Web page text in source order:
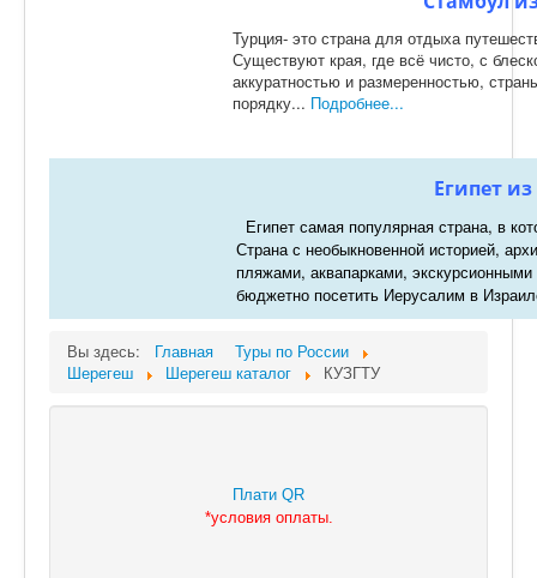
Турция- это страна для отдыха
Существуют края, где всё чисто, с
аккуратностью и размеренностью,
порядку... Подробнее...
Египет
Египет самая популярная страна, в
Страна с необыкновенной историей,
пляжами, аквапарками,
бюджетно посетить Иерусалим в
Вы здесь: Главная
Туры по России
Шерегеш
Шерегеш каталог КУЗГТУ
Плати QR
*условия оплаты.